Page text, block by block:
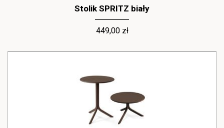
Stolik SPRITZ biały
449,00 zł